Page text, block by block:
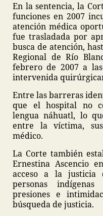
En la sentencia, la
funciones en 2007
atención médica
fue trasladada por
busca de atención,
Regional de Río
febrero de 2007 a
intervenida
Entre las barreras
que el hospital no
lengua náhuatl, lo
entre la víctima,
médico.
La Corte también
Ernestina Ascencio
acceso a la justicia
personas indígenas
presiones e
búsqueda de justicia.